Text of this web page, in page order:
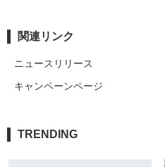
関連リンク
ニュースリリース
キャンペーンページ
TRENDING